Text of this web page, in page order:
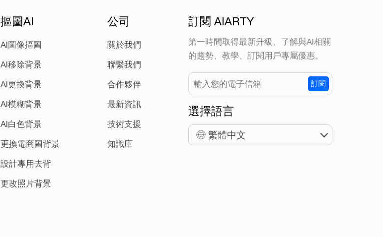
摳圖AI
AI圖像摳圖
AI移除背景
AI更換背景
AI模糊背景
AI白色背景
更換電商圖背景
設計專用去背
更改照片背景
公司
關於我們
聯繫我們
合作夥伴
最新資訊
技術支援
知識庫
訂閱 AIARTY
第一時間取得最新升級、了解與AI相關
的趨勢、教學、訂閱用戶專屬優惠。
訂閱
選擇語言
繁體中文